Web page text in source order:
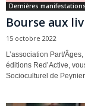
Dernières manifestations
Bourse aux
15 octobre 2022
L’association Part/
éditions Red’Active,
Socioculturel de